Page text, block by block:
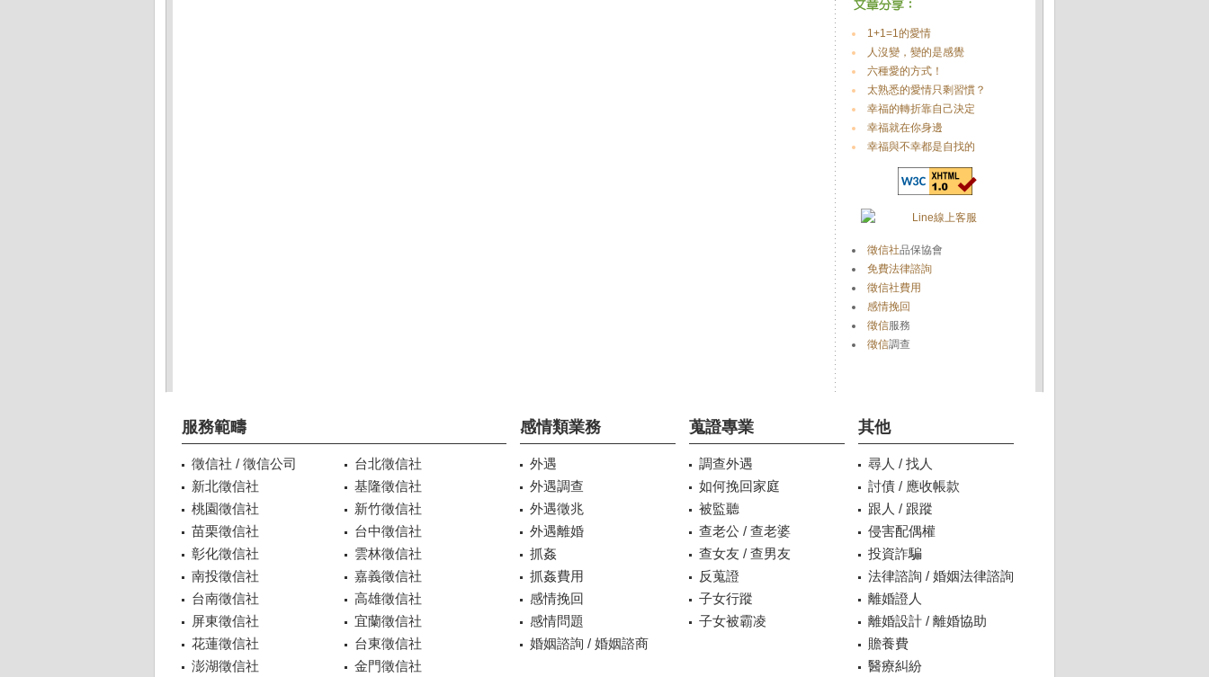
1+1=1的愛情
人沒變，變的是感覺
六種愛的方式！
太熟悉的愛情只剩習慣？
幸福的轉折靠自己決定
幸福就在你身邊
幸福與不幸都是自找的
徵信社品保協會
免費法律諮詢
徵信社費用
感情挽回
徵信服務
徵信調查
服務範疇
徵信社 / 徵信公司
台北徵信社
新北徵信社
基隆徵信社
桃園徵信社
新竹徵信社
苗栗徵信社
台中徵信社
彰化徵信社
雲林徵信社
南投徵信社
嘉義徵信社
台南徵信社
高雄徵信社
屏東徵信社
宜蘭徵信社
花蓮徵信社
台東徵信社
澎湖徵信社
金門徵信社
感情類業務
外遇
外遇調查
外遇徵兆
外遇離婚
抓姦
抓姦費用
感情挽回
感情問題
婚姻諮詢 / 婚姻諮商
蒐證專業
調查外遇
如何挽回家庭
被監聽
查老公 / 查老婆
查女友 / 查男友
反蒐證
子女行蹤
子女被霸凌
其他
尋人 / 找人
討債 / 應收帳款
跟人 / 跟蹤
侵害配偶權
投資詐騙
法律諮詢 / 婚姻法律諮詢
離婚證人
離婚設計 / 離婚協助
贍養費
醫療糾紛